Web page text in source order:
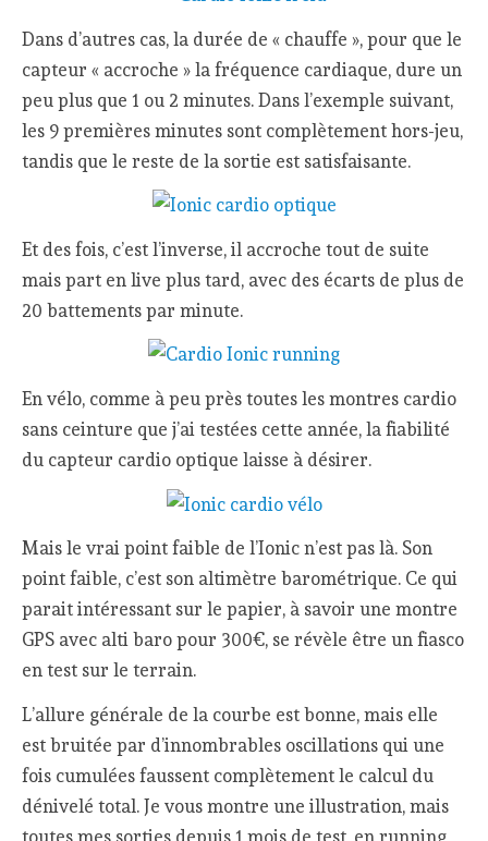
Dans d’autres cas, la durée de « chauffe », pour que le
capteur « accroche » la fréquence cardiaque, dure un
peu plus que 1 ou 2 minutes. Dans l’exemple suivant,
les 9 premières minutes sont complètement hors-jeu,
tandis que le reste de la sortie est satisfaisante.
Et des fois, c’est l’inverse, il accroche tout de suite
mais part en live plus tard, avec des écarts de plus de
20 battements par minute.
En vélo, comme à peu près toutes les montres cardio
sans ceinture que j’ai testées cette année, la fiabilité
du capteur cardio optique laisse à désirer.
Mais le vrai point faible de l’Ionic n’est pas là. Son
point faible, c’est son altimètre barométrique. Ce qui
parait intéressant sur le papier, à savoir une montre
GPS avec alti baro pour 300€, se révèle être un fiasco
en test sur le terrain.
L’allure générale de la courbe est bonne, mais elle
est bruitée par d’innombrables oscillations qui une
fois cumulées faussent complètement le calcul du
dénivelé total. Je vous montre une illustration, mais
toutes mes sorties depuis 1 mois de test, en running